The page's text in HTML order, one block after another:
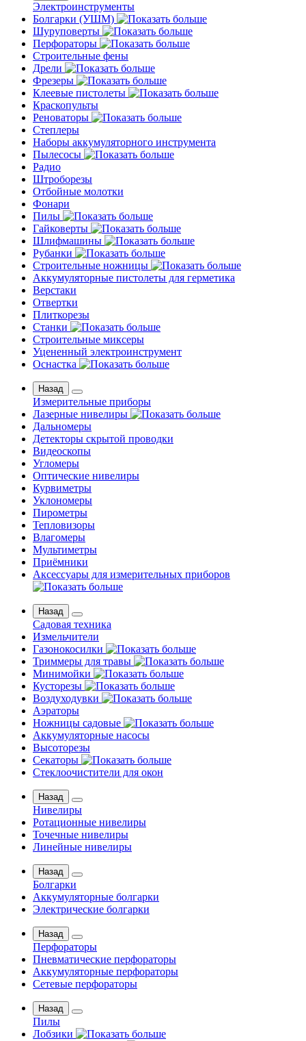
Электроинструменты
Болгарки (УШМ)
Шуруповерты
Перфораторы
Строительные фены
Дрели
Фрезеры
Клеевые пистолеты
Краскопульты
Реноваторы
Степлеры
Наборы аккумуляторного инструмента
Пылесосы
Радио
Штроборезы
Отбойные молотки
Фонари
Пилы
Гайковерты
Шлифмашины
Рубанки
Строительные ножницы
Аккумуляторные пистолеты для герметика
Верстаки
Отвертки
Плиткорезы
Станки
Строительные миксеры
Уцененный электроинструмент
Оснастка
Назад
Измерительные приборы
Лазерные нивелиры
Дальномеры
Детекторы скрытой проводки
Видеоскопы
Угломеры
Оптические нивелиры
Курвиметры
Уклономеры
Пирометры
Тепловизоры
Влагомеры
Мультиметры
Приёмники
Аксессуары для измерительных приборов
Назад
Садовая техника
Измельчители
Газонокосилки
Триммеры для травы
Минимойки
Кусторезы
Воздуходувки
Аэраторы
Ножницы садовые
Аккумуляторные насосы
Высоторезы
Секаторы
Стеклоочистители для окон
Назад
Нивелиры
Ротационные нивелиры
Точечные нивелиры
Линейные нивелиры
Назад
Болгарки
Аккумуляторные болгарки
Электрические болгарки
Назад
Перфораторы
Пневматические перфораторы
Аккумуляторные перфораторы
Сетевые перфораторы
Назад
Пилы
Лобзики